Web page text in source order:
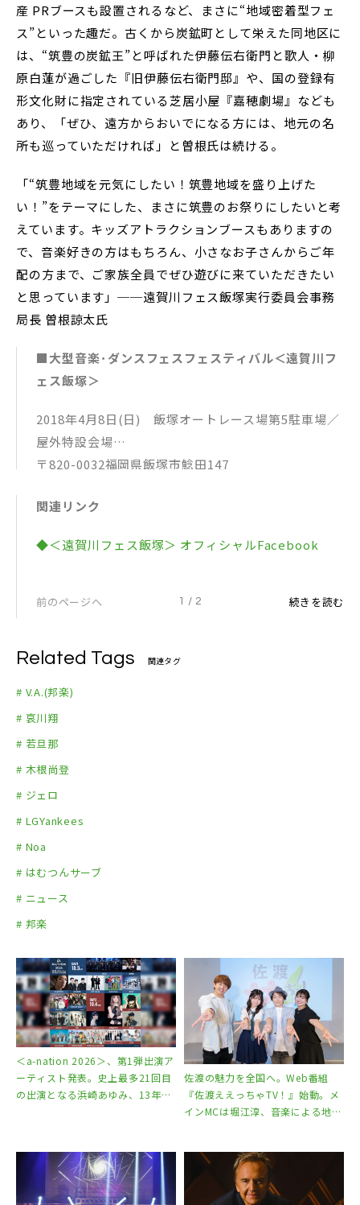
産 PRブースも設置されるなど、まさに“地域密着型フェ
ス”といった趣だ。古くから炭鉱町として栄えた同地区に
は、“筑豊の炭鉱王”と呼ばれた伊藤伝右衛門と歌人・柳
原白蓮が過ごした『旧伊藤伝右衛門邸』や、国の登録有
形文化財に指定されている芝居小屋『嘉穂劇場』なども
あり、「ぜひ、遠方からおいでになる方には、地元の名
所も巡っていただければ」と曽根氏は続ける。
「“筑豊地域を元気にしたい！筑豊地域を盛り上げた
い！”をテーマにした、まさに筑豊のお祭りにしたいと考
えています。キッズアトラクションブースもありますの
で、音楽好きの方はもちろん、小さなお子さんからご年
配の方まで、ご家族全員でぜひ遊びに来ていただきたい
と思っています」──遠賀川フェス飯塚実行委員会事務
局長 曽根諒太氏
■大型音楽･ダンスフェスフェスティバル＜遠賀川フ
ェス飯塚＞
2018年4月8日(日) 飯塚オートレース場第5駐車場／
屋外特設会場
〒820-0032福岡県飯塚市鯰田147
地集会所バス停より徒歩約10分
※入場無料
▼出演
a、DJ MAR SKI、はむつんサーブ、谷口晴菜、華
鈴、Snow Steps、渡辺晃一…and more
（問）遠賀川フェス飯塚実行委員会 https://www.f
関連リンク
◆＜遠賀川フェス飯塚＞ オフィシャルFacebook
前のページへ 1 / 2 続きを読む
Related Tags 関連タグ
# V.A.(邦楽)
# 哀川翔
# 若旦那
# 木根尚登
# ジェロ
# LGYankees
# Noa
# はむつんサーブ
# ニュース
# 邦楽
＜a-nation 2026＞、第1弾出演ア
ーティスト発表。史上最多21回目
の出演となる浜崎あゆみ、13年ぶ
佐渡の魅力を全国へ。Web番組
『佐渡ええっちゃTV！』始動。メ
インMCは堀江淳、音楽による地域